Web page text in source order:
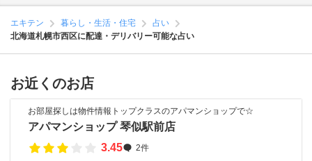
エキテン 暮らし・生活・住宅
占い
北海道札幌市西区に配達・デリバリー可能な占い
お近くのお店
お部屋探しは物件情報トップクラスのアパマンショップで☆
アパマンショップ 琴似駅前店
3.45
2件